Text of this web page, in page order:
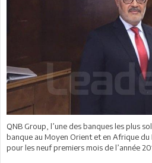
QNB Group, l’une des banques les plus
banque au Moyen Orient et en Afrique
pour les neuf premiers mois de l’année